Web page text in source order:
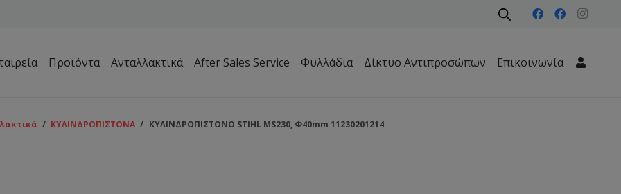
Προϊόντα Ανταλλακτικά After Sales Service Φυλλάδια Δίκτυο Αντιπροσώπων Επικοινωνία
/ ΚΥΛΙΝΔΡΟΠΙΣΤΟΝΑ / ΚΥΛΙΝΔΡΟΠΙΣΤΟΝΟ STIHL MS230, Φ40mm 11230201214